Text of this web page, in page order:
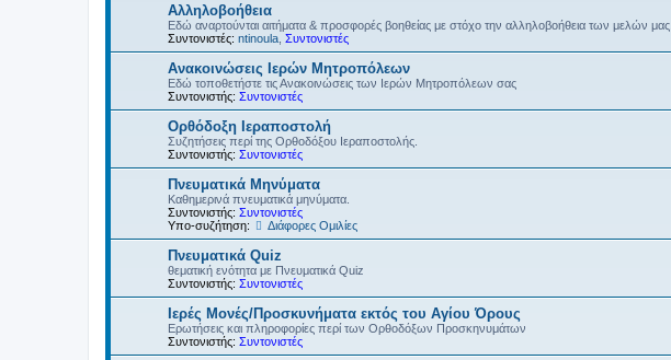
Αλληλοβοήθεια
Εδώ αναρτούνται αιτήματα & προσφορές βοηθείας με στόχο την αλληλοβοήθεια των μελών μας.
Συντονιστές: ntinoula Συντονιστές
Ανακοινώσεις Ιερών Μητροπόλεων
Εδώ τοποθετήστε τις Ανακοινώσεις των Ιερών Μητροπόλεων σας
Συντονιστής: Συντονιστές
Ορθόδοξη Ιεραποστολή
Συζητήσεις περί της Ορθοδόξου Ιεραποστολής.
Συντονιστής: Συντονιστές
Πνευματικά Μηνύματα
Καθημερινά πνευματικά μηνύματα.
Συντονιστής: Συντονιστές
Υπο-συζήτηση:
Διάφορες Ομιλίες
Πνευματικά Quiz
θεματική ενότητα με Πνευματικά Quiz
Συντονιστής: Συντονιστές
Ιερές Μονές/Προσκυνήματα εκτός του Αγίου Όρους
Ερωτήσεις και πληροφορίες περί των Ορθοδόξων Προσκηνυμάτων
Συντονιστής: Συντονιστές